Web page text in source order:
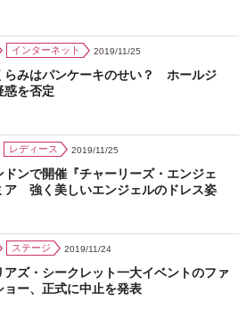
インターネット 2019/11/25
らみはパンケーキのせい？ ホールジ
惑を否定
レディース 2019/11/25
ドンで開催『チャーリーズ・エンジェ
ア 強く美しいエンジェルのドレス姿
ステージ 2019/11/24
アズ・シークレット一大イベントのファ
ョー、正式に中止を発表